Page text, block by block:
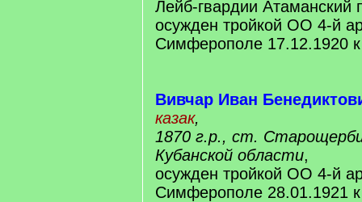
Лейб-гвардии Атаманский
осужден тройкой ОО 4-й
Симферополе 17.12.1920
Вивчар Иван
казак,
1870 г.р., ст.
Кубанской области,
осужден тройкой ОО 4-й
Симферополе 28.01.1921